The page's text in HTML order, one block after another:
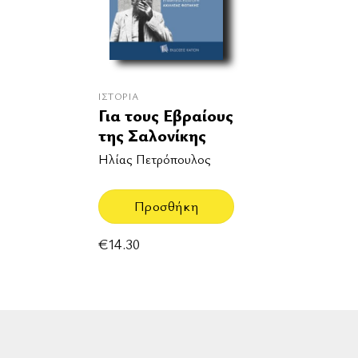
ΙΣΤΟΡΊΑ
Για τους Εβραίους
της Σαλονίκης
Ηλίας Πετρόπουλος
Προσθήκη
€14.30